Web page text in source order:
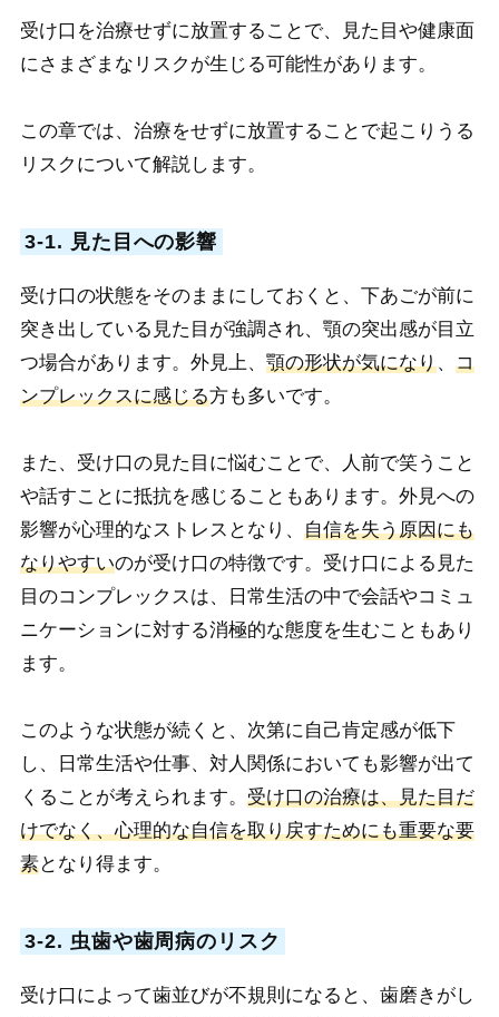
受け口を治療せずに放置することで、見た目や健康面
にさまざまなリスクが生じる可能性があります。
この章では、治療をせずに放置することで起こりうる
リスクについて解説します。
3-1. 見た目への影響
受け口の状態をそのままにしておくと、下あごが前に
突き出している見た目が強調され、顎の突出感が目立
つ場合があります。外見上、 顎の形状が気になり、 コ
ンプレックスに感じる方も多いです。
また、受け口の見た目に悩むことで、人前で笑うこと
や話すことに抵抗を感じることもあります。外見への
影響が心理的なストレスとなり、 自信を失う原因にも
なりやすいのが受け口の特徴です。受け口による見た
目のコンプレックスは、日常生活の中で会話やコミュ
ニケーションに対する消極的な態度を生むこともあり
ます。
このような状態が続くと、次第に自己肯定感が低下
し、日常生活や仕事、対人関係においても影響が出て
くることが考えられます。 受け口の治療は、見た目だ
けでなく、心理的な自信を取り戻すためにも重要な要
素となり得ます。
3-2. 虫歯や歯周病のリスク
受け口によって歯並びが不規則になると、歯磨きがし